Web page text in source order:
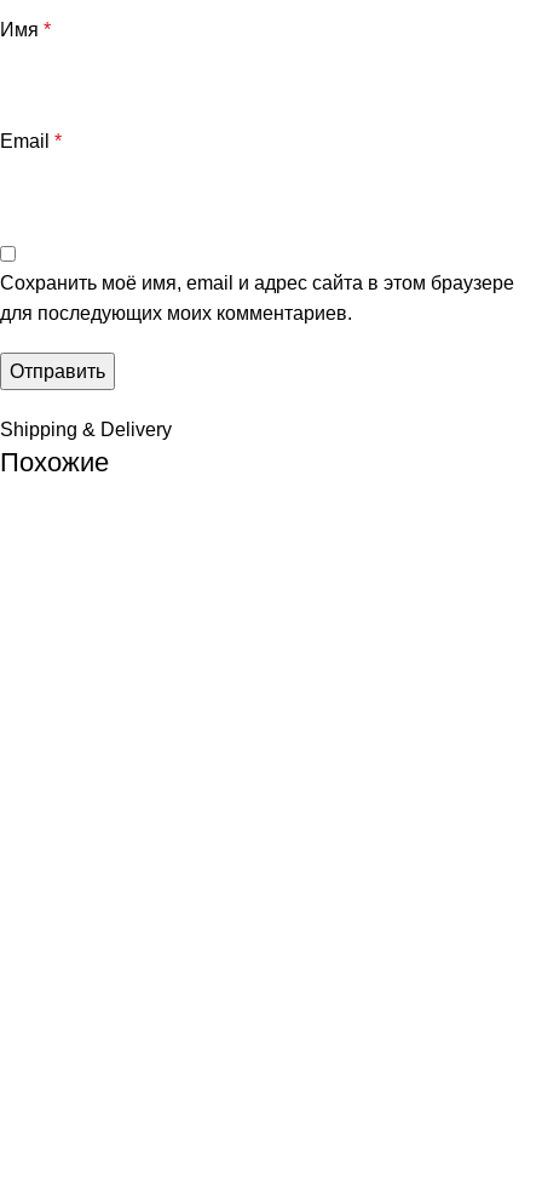
Имя *
Email *
Сохранить моё имя, email и адрес сайта в этом браузере
для последующих моих комментариев.
Shipping & Delivery
Похожие